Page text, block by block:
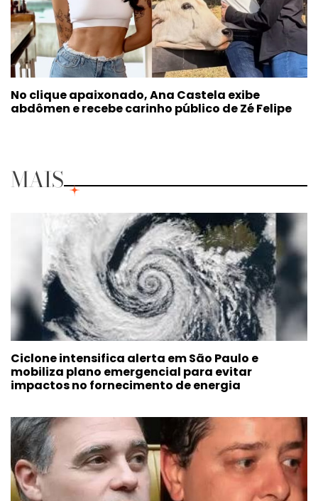
No clique apaixonado, Ana Castela exibe
abdômen e recebe carinho público de Zé Felipe
MAIS
Ciclone intensifica alerta em São Paulo e
mobiliza plano emergencial para evitar
impactos no fornecimento de energia